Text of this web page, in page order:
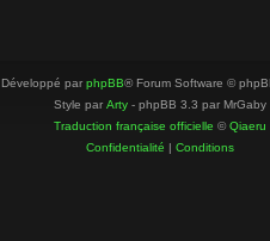
Développé par phpBB® Forum Software ©
Style par Arty - phpBB 3.3 par MrGaby
Traduction française officielle ©Qiaeru
Confidentialité | Conditions